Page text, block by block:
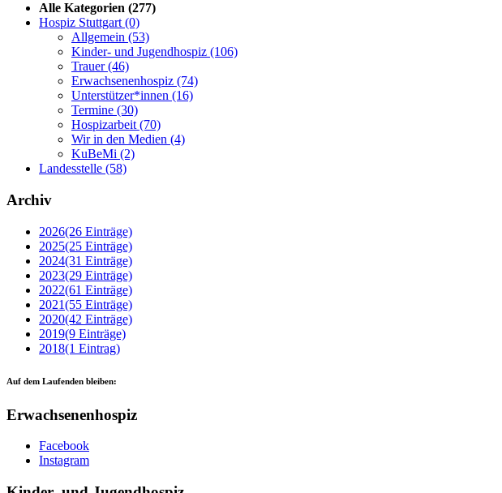
Alle Kategorien (277)
Hospiz Stuttgart (0)
Allgemein (53)
Kinder- und Jugendhospiz (106)
Trauer (46)
Erwachsenenhospiz (74)
Unterstützer*innen (16)
Termine (30)
Hospizarbeit (70)
Wir in den Medien (4)
KuBeMi (2)
Landesstelle (58)
Archiv
2026(26 Einträge)
2025(25 Einträge)
2024(31 Einträge)
2023(29 Einträge)
2022(61 Einträge)
2021(55 Einträge)
2020(42 Einträge)
2019(9 Einträge)
2018(1 Eintrag)
Auf dem Laufenden bleiben:
Erwachsenenhospiz
Facebook
Instagram